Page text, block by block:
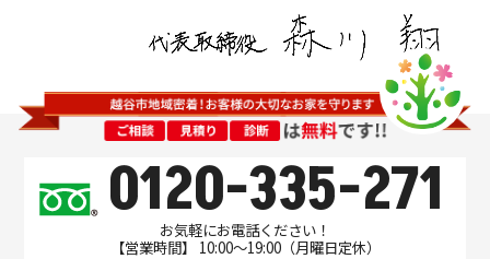
0120-335-271
お気軽にお電話ください！
【営業時間】 10:00～19:00（月曜日定休）